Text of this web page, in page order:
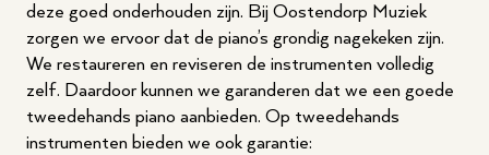
deze goed onderhouden zijn. Bij Oostendorp Muziek
zorgen we ervoor dat de piano’s grondig nagekeken zijn.
We restaureren en reviseren de instrumenten volledig
zelf. Daardoor kunnen we garanderen dat we een goede
tweedehands piano aanbieden. Op tweedehands
instrumenten bieden we ook garantie: